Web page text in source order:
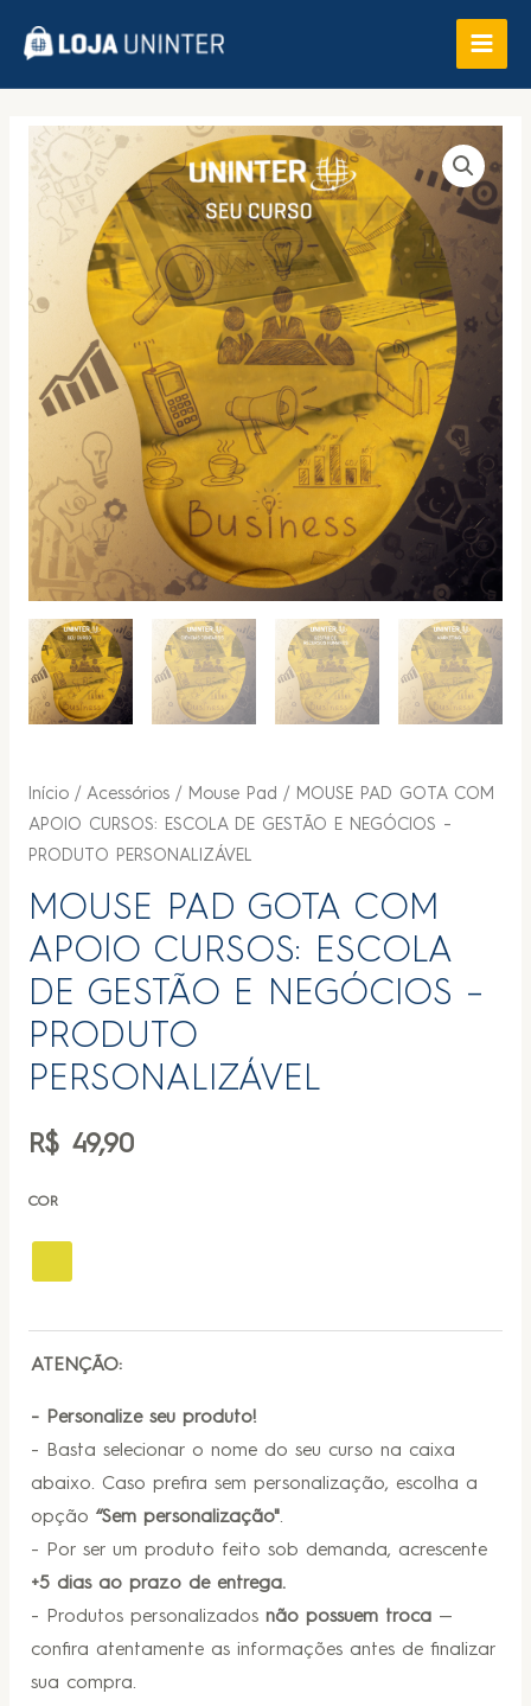
Início/ Acessórios/ Mouse Pad / MOUSE PAD GOTA COM
APOIO CURSOS: ESCOLA DE GESTÃO E NEGÓCIOS –
PRODUTO PERSONALIZÁVEL
MOUSE PAD GOTA COM
APOIO CURSOS: ESCOLA
DE GESTÃO E NEGÓCIOS –
PRODUTO
PERSONALIZÁVEL
R$49,90
COR
ATENÇÃO:
- Personalize seu produto!
- Basta selecionar o nome do seu curso na caixa
abaixo. Caso prefira sem personalização, escolha a
opção “Sem personalização".
- Por ser um produto feito sob demanda, acrescente
+5 dias ao prazo de entrega.
- Produtos personalizados não possuem troca—
confira atentamente as informações antes de finalizar
sua compra.